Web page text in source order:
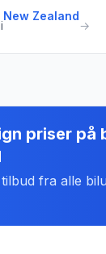
New Zealand
→
priser på
fra alle